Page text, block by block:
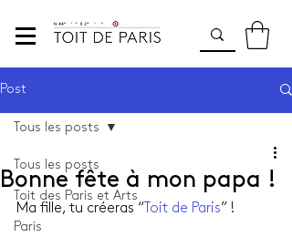
Post
Tous les posts
Toit des Paris et Arts
Paris
Tous les posts
Bonne fête à mon papa !
Ma fille, tu créeras “ Toit de Paris” !